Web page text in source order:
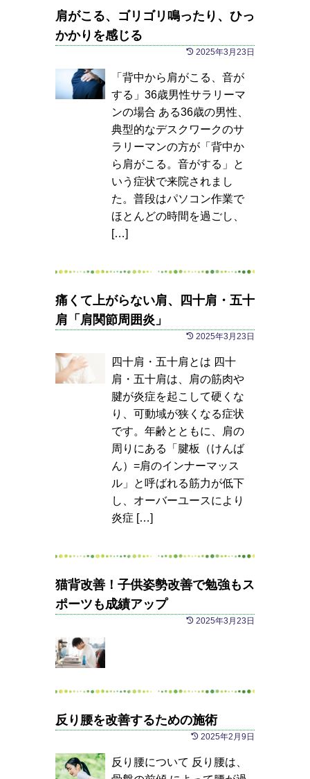
肩がこる、ゴリゴリ鳴ったり、ひっ
かかりを感じる
2025年3月23日
「背中から肩がこる、音が
する」36歳男性サラリーマ
ンの場合 ある36歳の男性、
典型的なデスクワークのサ
ラリーマンの方が「背中か
ら肩がこる。音がする」と
いう症状で来院されまし
た。普段はパソコン作業で
ほとんどの時間を過ごし、
[…]
痛くて上がらない肩、四十肩・五十
肩「肩関節周囲炎」
2025年3月23日
四十肩・五十肩とは 四十
肩・五十肩は、肩の筋肉や
腱が炎症を起こして硬くな
り、可動域が狭くなる症状
です。年齢とともに、肩の
周りにある「腱板（けんば
ん）=肩のインナーマッス
ル」と呼ばれる筋力が低下
し、オーバーユースにより
炎症 […]
猫背改善！子供姿勢改善で勉強もス
ポーツも成績アップ
2025年3月23日
反り腰を改善するための施術
2025年2月9日
反り腰について 反り腰は、